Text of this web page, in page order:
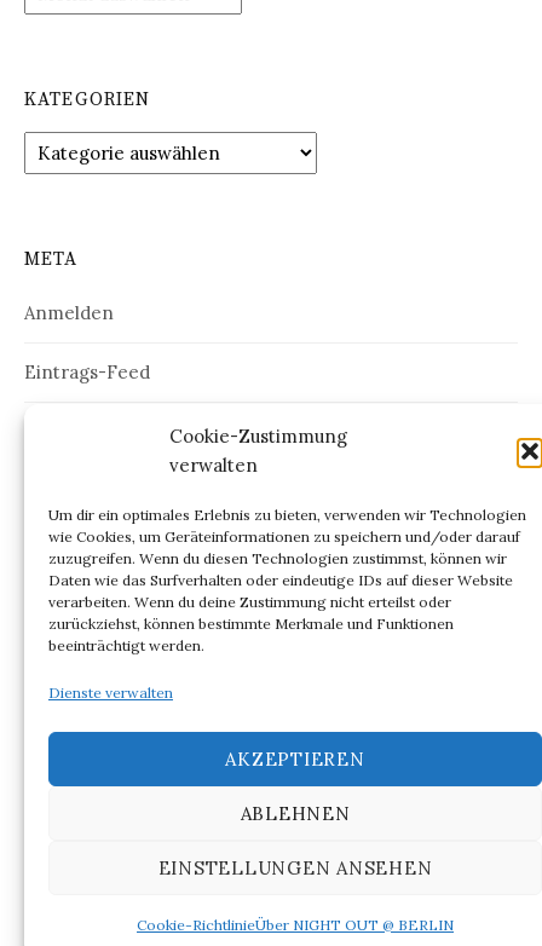
Cookie-Zustimmung
verwalten
Um dir ein optimales Erlebnis zu bieten, verwenden wir Technologien
wie Cookies, um Geräteinformationen zu speichern und/oder darauf
zuzugreifen. Wenn du diesen Technologien zustimmst, können wir
Daten wie das Surfverhalten oder eindeutige IDs auf dieser Website
verarbeiten. Wenn du deine Zustimmung nicht erteilst oder
zurückziehst, können bestimmte Merkmale und Funktionen
beeinträchtigt werden.
Dienste verwalten
AKZEPTIEREN
ABLEHNEN
EINSTELLUNGEN ANSEHEN
Cookie-RichtlinieÜber NIGHT OUT @ BERLIN
KATEGORIEN
Kategorien
META
Anmelden
Eintrags-Feed
Kommentar-Feed
ARCHIV
Archiv
© 2026NIGHT OUT @ BERLIN